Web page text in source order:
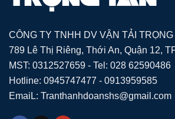
CÔNG TY TNHH DV VẬN TẢI TRỌNG
789 Lê Thị Riêng, Thới An, Quận 12,
MST: 0312527659 - Tel: 028 62590486
Hotline: 0945747477 - 0913959585
EmaiL: Tranthanhdoanshs@gmail.com